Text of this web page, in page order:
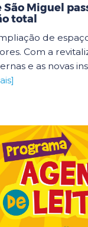
São Miguel
total
de
Com a
e as novas